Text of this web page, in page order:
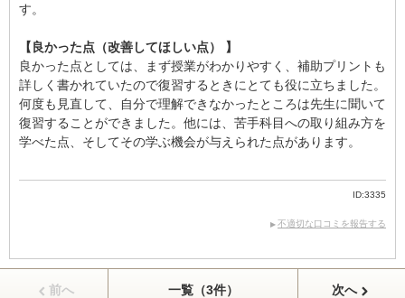
す。
【良かった点（改善してほしい点） 】
良かった点としては、まず授業がわかりやすく、補助プリントも
詳しく書かれていたので復習するときにとても役に立ちました。
何度も見直して、自分で理解できなかったところは先生に聞いて
復習することができました。他には、苦手科目への取り組み方を
学べた点、そしてその学ぶ機会が与えられた点があります。
ID:3335
不適切な口コミを報告する
前へ 一覧（3件） 次へ